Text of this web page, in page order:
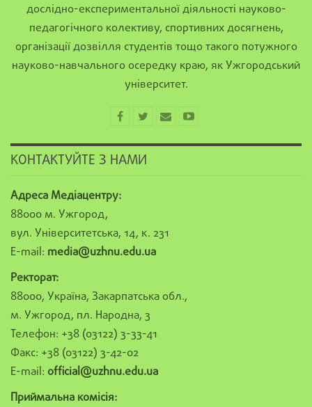
дослідно-експериментальної діяльності науково-
педагогічного колективу, спортивних досягнень,
організації дозвілля студентів тощо такого потужного
науково-навчального осередку краю, як Ужгородський
університет.
КОНТАКТУЙТЕ З НАМИ
Адреса Медіацентру:
88000 м. Ужгород,
вул. Університетська, 14, к. 231
E-mail: media@uzhnu.edu.ua
Ректорат:
88000, Україна, Закарпатська обл.,
м. Ужгород, пл. Народна, 3
Телефон: +38 (03122) 3-33-41
Факс: +38 (03122) 3-42-02
E-mail: official@uzhnu.edu.ua
Приймальна комісія: